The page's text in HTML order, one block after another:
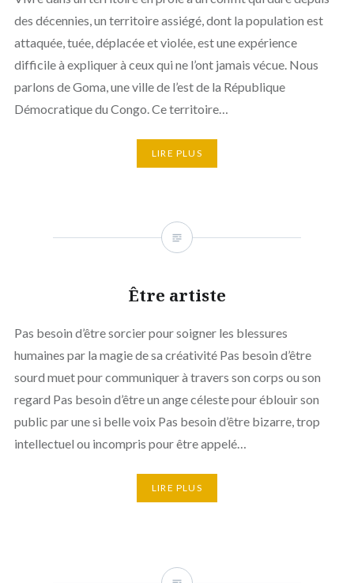
des décennies, un territoire assiégé, dont la population est
attaquée, tuée, déplacée et violée, est une expérience
difficile à expliquer à ceux qui ne l’ont jamais vécue. Nous
parlons de Goma, une ville de l’est de la République
Démocratique du Congo. Ce territoire…
LIRE PLUS
Être artiste
Pas besoin d’être sorcier pour soigner les blessures
humaines par la magie de sa créativité Pas besoin d’être
sourd muet pour communiquer à travers son corps ou son
regard Pas besoin d’être un ange céleste pour éblouir son
public par une si belle voix Pas besoin d’être bizarre, trop
intellectuel ou incompris pour être appelé…
LIRE PLUS